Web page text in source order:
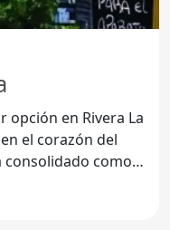
en Rivera La
el corazón del
consolidado como